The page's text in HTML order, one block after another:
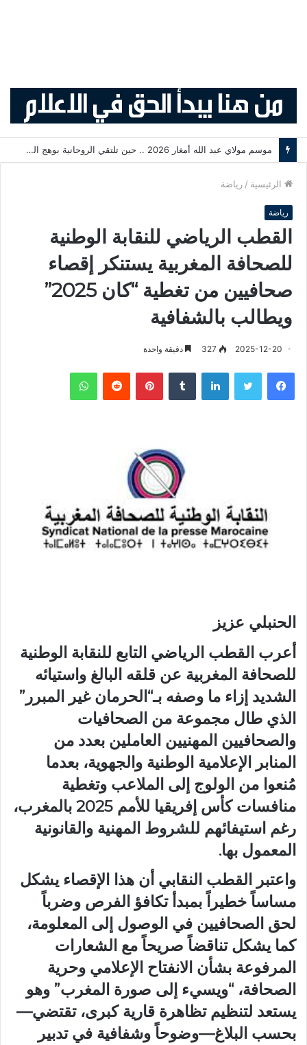
موسم مولاي عبد الله أمغار 2026 .. حين تلتقي الروحانية بوهج التبوريدة وسحر التراث المغربي
الرئيسية / رياضة
رياضة
القطب الرياضي للنقابة الوطنية
للصحافة المغربية يستنكر إقصاء
صحافيين من تغطية “كان 2025”
ويطالب بالشفافية
2025-12-20
327 دقيقة واحدة
فيسبوك لينكدإن بينتيريست
الحنبلي عزيز
أعرب القطب الرياضي التابع للنقابة الوطنية
للصحافة المغربية عن قلقه البالغ واستيائه
الشديد إزاء ما وصفه بـ“الحرمان غير المبرر”
الذي طال مجموعة من الصحافيات
والصحافيين المهنيين العاملين بعدد من
المنابر الإعلامية الوطنية والجهوية، بعدما
مُنعوا من الولوج إلى الملاعب وتغطية
منافساتكأس إفريقيا للأمم 2025 بالمغرب
،
رغم استيفائهم للشروط المهنية والقانونية
المعمول بها.
واعتبر القطب النقابي أن هذا الإقصاء يشكل
مساساً خطيراً بمبدأ تكافؤ الفرص وضرباً
لحق الصحافيين في الوصول إلى المعلومة،
كما يشكل تناقضاً صريحاً مع الشعارات
المرفوعة بشأن الانفتاح الإعلامي وحرية
الصحافة، “ويسيء إلى صورة المغرب” وهو
يستعد لتنظيم تظاهرة قارية كبرى، تقتضي—
بحسب البلاغ—وضوحاً وشفافية في تدبير